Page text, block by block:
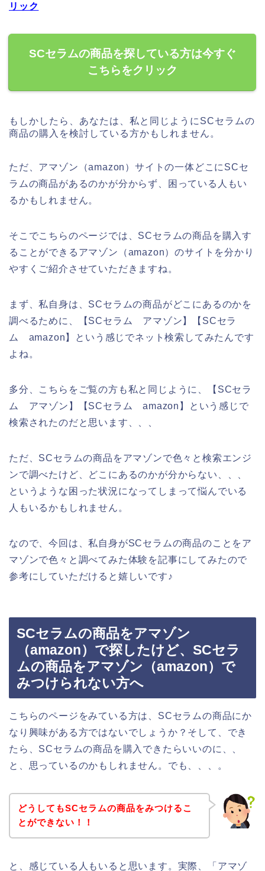
リック
SCセラムの商品を探している方は今すぐ
こちらをクリック
もしかしたら、あなたは、私と同じようにSCセラムの
商品の購入を検討している方かもしれません。
ただ、アマゾン（amazon）サイトの一体どこにSCセ
ラムの商品があるのかが分からず、困っている人もい
るかもしれません。
そこでこちらのページでは、SCセラムの商品を購入す
ることができるアマゾン（amazon）のサイトを分かり
やすくご紹介させていただきますね。
まず、私自身は、SCセラムの商品がどこにあるのかを
調べるために、【SCセラム アマゾン】【SCセラ
ム amazon】という感じでネット検索してみたんです
よね。
多分、こちらをご覧の方も私と同じように、【SCセラ
ム アマゾン】【SCセラム amazon】という感じで
検索されたのだと思います、、、
ただ、SCセラムの商品をアマゾンで色々と検索エンジ
ンで調べたけど、どこにあるのかが分からない、、、
というような困った状況になってしまって悩んでいる
人もいるかもしれません。
なので、今回は、私自身がSCセラムの商品のことをア
マゾンで色々と調べてみた体験を記事にしてみたので
参考にしていただけると嬉しいです♪
SCセラムの商品をアマゾン
（amazon）で探したけど、SCセラ
ムの商品をアマゾン（amazon）で
みつけられない方へ
こちらのページをみている方は、SCセラムの商品にか
なり興味がある方ではないでしょうか？そして、でき
たら、SCセラムの商品を購入できたらいいのに、、
と、思っているのかもしれません。でも、、、。
どうしてもSCセラムの商品をみつけるこ
とができない！！
と、感じている人もいると思います。実際、「アマゾ